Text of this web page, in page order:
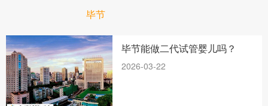
毕节
毕节能做二代试管婴儿吗？
2026-03-22